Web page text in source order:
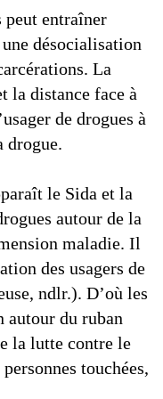
entraîner
désocialisation
La
la distance face à
de drogues à
drogue.
le Sida et la
autour de la
maladie. Il
des usagers de
ndlr.). D’où les
autour du ruban
la lutte contre le
touchées,